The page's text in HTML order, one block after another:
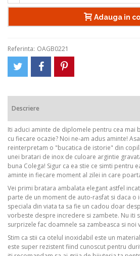
Adauga in
Referinta: OAGB0221
Descriere
Iti aduci aminte de diplomele pentru cea mai
cu fiecare ocazie? Noi ne-am adus aminte!
reinterpretam o "bucatica de istorie" din
unei bratari de inox de culoare argintie
buna Colega! Sigur ca ea stie ce simti pentru
aminte in fiecare moment al zilei in care
Vei primi bratara ambalata elegant astfel
parte de un moment de auto-rasfat si daca o
speciala din viata ta sa fie un cadou doar
vorbeste despre incredere si zambete. Nu iti
surprizele fac doamnele sa zambeasca si noi
Stim ca stii ca otelul inoxidabil este un
este super rezistent fiind cunoscut pentru